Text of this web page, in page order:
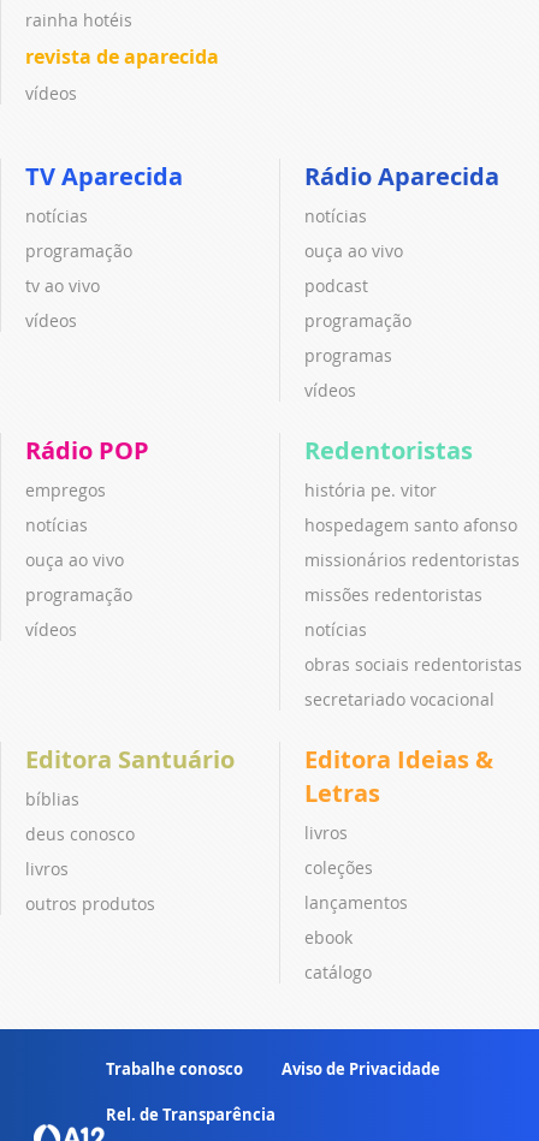
rainha hotéis
revista de aparecida
vídeos
TV Aparecida
notícias
programação
tv ao vivo
vídeos
Rádio Aparecida
notícias
ouça ao vivo
podcast
programação
programas
vídeos
Rádio POP
empregos
notícias
ouça ao vivo
programação
vídeos
Redentoristas
história pe. vitor
hospedagem santo afonso
missionários redentoristas
missões redentoristas
notícias
obras sociais redentoristas
secretariado vocacional
Editora Santuário
bíblias
deus conosco
livros
outros produtos
Editora Ideias &
Letras
livros
coleções
lançamentos
ebook
catálogo
Trabalhe conosco Aviso de Privacidade
Rel. de Transparência